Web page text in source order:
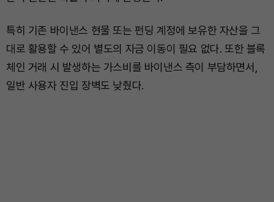
특히 기존 바이낸스 현물 또는 펀딩 계정에 보유한 자산을 그
대로 활용할 수 있어 별도의 자금 이동이 필요 없다. 또한 블록
체인 거래 시 발생하는 가스비를 바이낸스 측이 부담하면서,
일반 사용자 진입 장벽도 낮췄다.